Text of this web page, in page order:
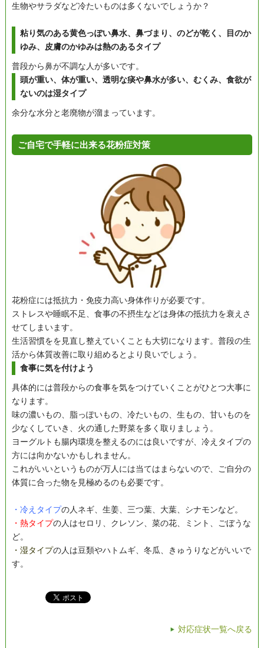
生物やサラダなど冷たいものは多くないでしょうか？
粘り気のある黄色っぽい鼻水、鼻づまり、のどが乾く、目のか
ゆみ、皮膚のかゆみは熱のあるタイプ
普段から鼻が不調な人が多いです。
頭が重い、体が重い、透明な痰や鼻水が多い、むくみ、食欲が
ないのは湿タイプ
余分な水分と老廃物が溜まっています。
ご自宅で手軽に出来る花粉症対策
花粉症には抵抗力・免疫力高い身体作りが必要です。
ストレスや睡眠不足、食事の不摂生などは身体の抵抗力を衰えさ
せてしまいます。
生活習慣をを見直し整えていくことも大切になります。普段の生
活から体質改善に取り組めるとより良いでしょう。
食事に気を付けよう
具体的には普段からの食事を気をつけていくことがひとつ大事に
なります。
味の濃いもの、脂っぽいもの、冷たいもの、生もの、甘いものを
少なくしていき、火の通した野菜を多く取りましょう。
ヨーグルトも腸内環境を整えるのには良いですが、冷えタイプの
方には向かないかもしれません。
これがいいというものが万人には当てはまらないので、ご自分の
体質に合った物を見極めるのも必要です。
・冷えタイプの人ネギ、生姜、三つ葉、大葉、シナモンなど。
・熱タイプの人はセロリ、クレソン、菜の花、ミント、ごぼうな
ど。
・湿タイプの人は豆類やハトムギ、冬瓜、きゅうりなどがいいで
す。
対応症状一覧へ戻る